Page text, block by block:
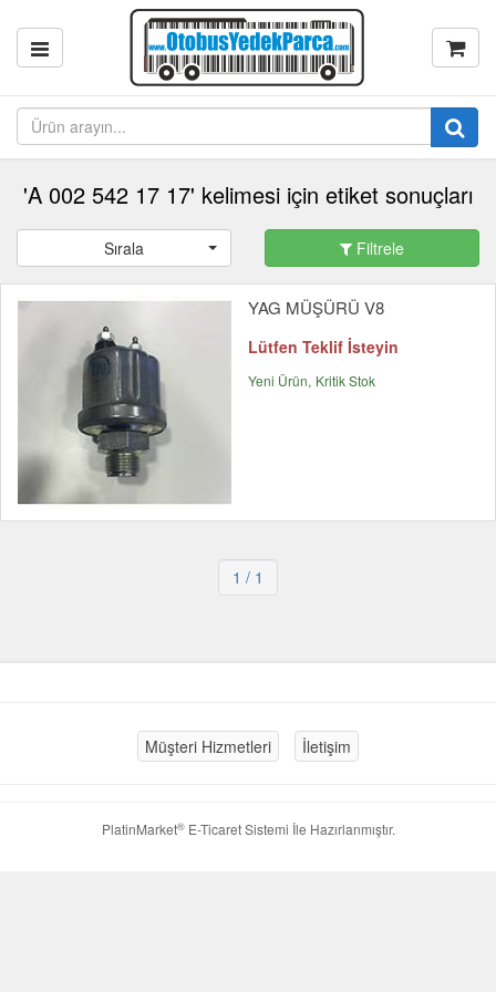
'A 002 542 17 17' kelimesi için etiket sonuçları
Sırala Filtrele
YAG MÜŞÜRÜ V8
Lütfen Teklif İsteyin
Yeni Ürün Kritik Stok
1 / 1
Müşteri Hizmetleri İletişim
PlatinMarket®E-Ticaret Sistemi İle Hazırlanmıştır.